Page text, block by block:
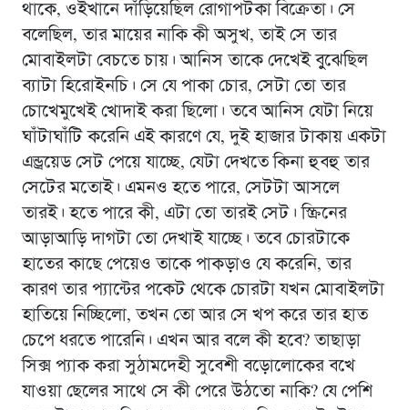
থাকে, ওইখানে দাঁড়িয়েছিল রোগাপটকা বিক্রেতা। সে
বলেছিল, তার মায়ের নাকি কী অসুখ, তাই সে তার
মোবাইলটা বেচতে চায়। আনিস তাকে দেখেই বুুঝেছিল
ব্যাটা হিরোইনচি। সে যে পাকা চোর, সেটা তো তার
চোখেমুখেই খোদাই করা ছিলো। তবে আনিস যেটা নিয়ে
ঘাঁটাঘাঁটি করেনি এই কারণে যে, দুই হাজার টাকায় একটা
এন্ড্রয়েড সেট পেয়ে যাচ্ছে, যেটা দেখতে কিনা হুবহু তার
সেটের মতোই। এমনও হতে পারে, সেটটা আসলে
তারই। হতে পারে কী, এটা তো তারই সেট। স্ক্রিনের
আড়াআড়ি দাগটা তো দেখাই যাচ্ছে। তবে চোরটাকে
হাতের কাছে পেয়েও তাকে পাকড়াও যে করেনি, তার
কারণ তার প্যান্টের পকেট থেকে চোরটা যখন মোবাইলটা
হাতিয়ে নিচ্ছিলো, তখন তো আর সে খপ করে তার হাত
চেপে ধরতে পারেনি। এখন আর বলে কী হবে? তাছাড়া
সিক্স প্যাক করা সুঠামদেহী সুবেশী বড়োলোকের বখে
যাওয়া ছেলের সাথে সে কী পেরে উঠতো নাকি? যে পেশি